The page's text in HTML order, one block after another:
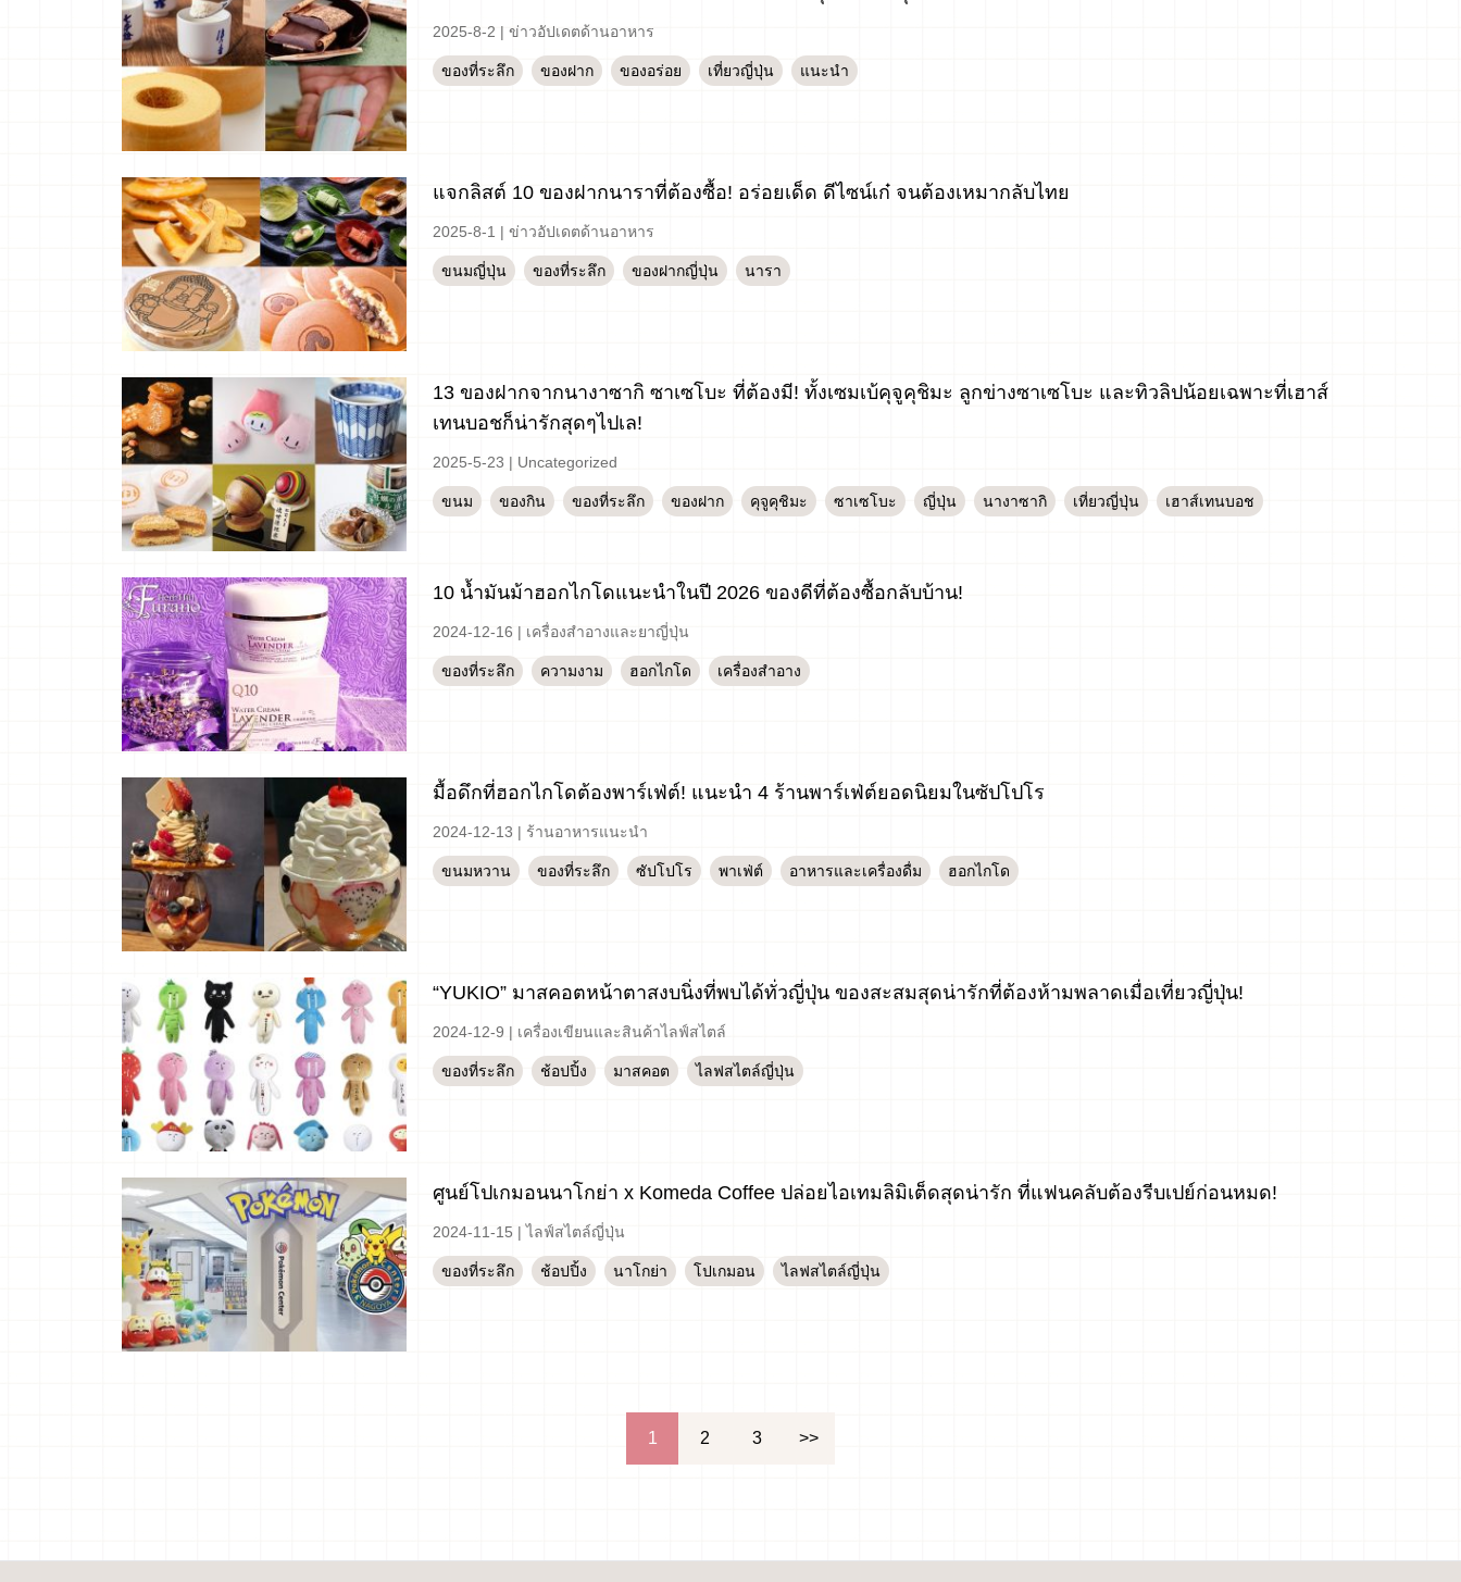
2025-8-2 | ข่าวอัปเดตด้านอาหาร
ของที่ระลึก ของฝาก ของอร่อย เที่ยวญี่ปุ่น แนะนำ
แจกลิสต์ 10 ของฝากนาราที่ต้องซื้อ! อร่อยเด็ด ดีไซน์เก๋ จนต้องเหมากลับไทย
2025-8-1 | ข่าวอัปเดตด้านอาหาร
ขนมญี่ปุ่น ของที่ระลึก ของฝากญี่ปุ่น นารา
13 ของฝากจากนางาซากิ ซาเซโบะ ที่ต้องมี! ทั้งเซมเบ้คุจูคุชิมะ ลูกข่างซาเซโบะ และทิวลิปน้อยเฉพาะที่เฮาส์
เทนบอชก็น่ารักสุดๆไปเล!
2025-5-23 | Uncategorized
ขนม ของกิน ของที่ระลึก ของฝาก คุจูคุชิมะ ซาเซโบะ ญี่ปุ่น นางาซากิ เที่ยวญี่ปุ่น เฮาส์เทนบอช
10 น้ำมันม้าฮอกไกโดแนะนำในปี 2026 ของดีที่ต้องซื้อกลับบ้าน!
2024-12-16 | เครื่องสำอางและยาญี่ปุ่น
ของที่ระลึก ความงาม ฮอกไกโด เครื่องสำอาง
มื้อดึกที่ฮอกไกโดต้องพาร์เฟ่ต์! แนะนำ 4 ร้านพาร์เฟ่ต์ยอดนิยมในซัปโปโร
2024-12-13 | ร้านอาหารแนะนำ
ขนมหวาน ของที่ระลึก ซัปโปโร พาเฟ่ต์ อาหารและเครื่องดื่ม ฮอกไกโด
“YUKIO” มาสคอตหน้าตาสงบนิ่งที่พบได้ทั่วญี่ปุ่น ของสะสมสุดน่ารักที่ต้องห้ามพลาดเมื่อเที่ยวญี่ปุ่น!
2024-12-9 | เครื่องเขียนและสินค้าไลฟ์สไตล์
ของที่ระลึก ช้อปปิ้ง มาสคอต ไลฟสไตล์ญี่ปุ่น
ศูนย์โปเกมอนนาโกย่า x Komeda Coffee ปล่อยไอเทมลิมิเต็ดสุดน่ารัก ที่แฟนคลับต้องรีบเปย์ก่อนหมด!
2024-11-15 |ไลฟ์สไตล์ญี่ปุ่น
ของที่ระลึก ช้อปปิ้ง นาโกย่า โปเกมอน ไลฟสไตล์ญี่ปุ่น
1 2 3 >>